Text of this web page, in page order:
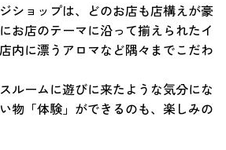
ショップは、どのお店も店構えが豪
お店のテーマに沿って揃えられたイ
内に漂うアロマなど隅々までこだわ
ルームに遊びに来たような気分にな
物「体験」ができるのも、楽しみの